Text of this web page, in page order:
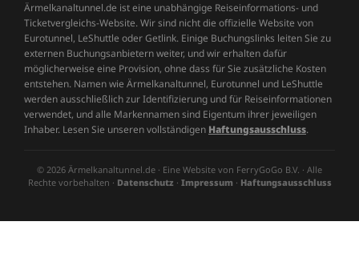
Ärmelkanaltunnel.de ist eine unabhängige Reiseinformations- und
Ticketvergleichs-Website. Wir sind nicht die offizielle Website von
Eurotunnel, LeShuttle oder Getlink. Einige Buchungslinks leiten Sie zu
externen Buchungsanbietern weiter, und wir erhalten dafür
möglicherweise eine Provision, ohne dass für Sie zusätzliche Kosten
entstehen. Namen wie Ärmelkanaltunnel, Eurotunnel und LeShuttle
werden ausschließlich zur Identifizierung und für Reiseinformationen
verwendet, und alle Markennamen sind Eigentum ihrer jeweiligen
Inhaber. Lesen Sie unseren vollständigen Haftungsausschluss.
© 2026 Ärmelkanaltunnel.de · Eine Website von FerryGoGo B.V. · Alle
Rechte vorbehalten · Datenschutz · Impressum · Haftungsausschluss